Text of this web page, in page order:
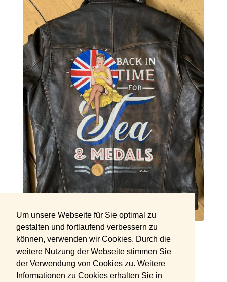
Um unsere Webseite für Sie optimal zu
gestalten und fortlaufend verbessern zu
können, verwenden wir Cookies. Durch die
weitere Nutzung der Webseite stimmen Sie
der Verwendung von Cookies zu. Weitere
Informationen zu Cookies erhalten Sie in
Lettering mit Pin-up Girl und Union Jack